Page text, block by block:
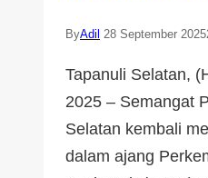
ByAdil 28 September 2025
Tapanuli Selatan,
2025 – Semangat
Selatan kembali
dalam ajang